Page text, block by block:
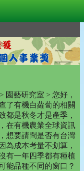
> 園藝研究室 > 您好，
了有機白蘿蔔的相關
都是秋冬才是產季，
在有機農業全球資訊
想要請問是否有台灣
為成本考量不划算，
有一年四季都有種植
能品種不同的窗口？